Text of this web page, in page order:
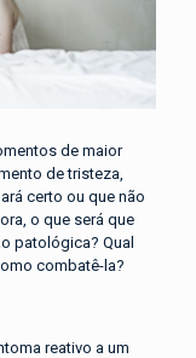
de maior
de tristeza,
certo ou que não
o que será que
patológica? Qual
combatê-la?
reativo a um